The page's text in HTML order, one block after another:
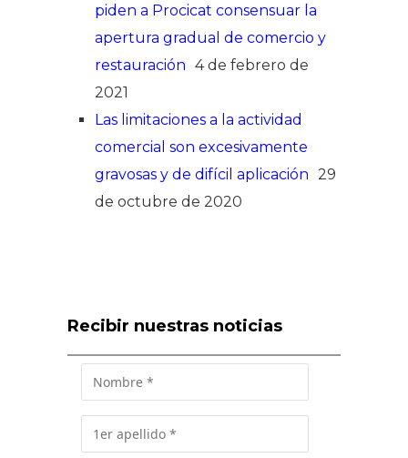
piden a Procicat consensuar la
apertura gradual de comercio y
restauración 4 de febrero de
2021
Las limitaciones a la actividad
comercial son excesivamente
gravosas y de difícil aplicación 29
de octubre de 2020
Recibir nuestras noticias